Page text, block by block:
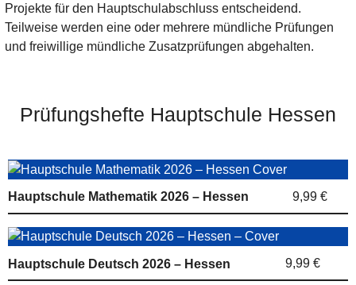
Projekte für den Hauptschulabschluss entscheidend.
Teilweise werden eine oder mehrere mündliche Prüfungen
und freiwillige mündliche Zusatzprüfungen abgehalten.
Prüfungshefte Hauptschule Hessen
Hauptschule Mathematik 2026 – Hessen 9,99 €
Hauptschule Deutsch 2026 – Hessen 9,99 €